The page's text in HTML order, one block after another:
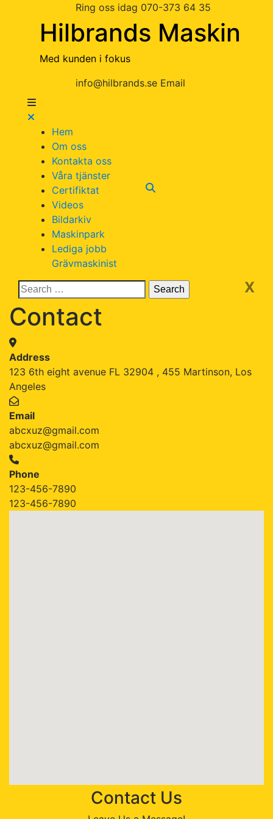
Ring oss idag 070-373 64 35
Hilbrands Maskin
Med kunden i fokus
info@hilbrands.se Email
Hem
Om oss
Kontakta oss
Våra tjänster
Certifiktat
Videos
Bildarkiv
Maskinpark
Lediga jobb
Grävmaskinist
X
Contact
Address
123 6th eight avenue FL 32904 , 455 Martinson, Los
Angeles
Email
abcxuz@gmail.com
abcxuz@gmail.com
Phone
123-456-7890
123-456-7890
Contact Us